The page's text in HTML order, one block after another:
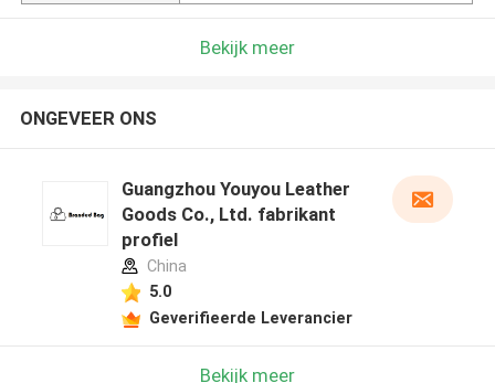
Bekijk meer
ONGEVEER ONS
Guangzhou Youyou Leather
Goods Co., Ltd. fabrikant
profiel
China
5.0
Geverifieerde Leverancier
Bekijk meer